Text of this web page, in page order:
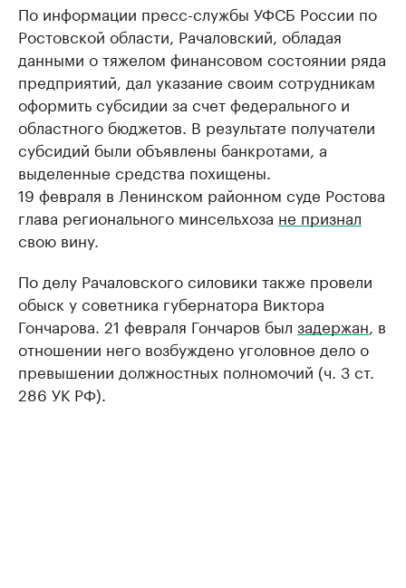
По информации пресс-службы УФСБ России по
Ростовской области, Рачаловский, обладая
данными о тяжелом финансовом состоянии ряда
предприятий, дал указание своим сотрудникам
оформить субсидии за счет федерального и
областного бюджетов. В результате получатели
субсидий были объявлены банкротами, а
выделенные средства похищены.
19 февраля в Ленинском районном суде Ростова
глава регионального минсельхоза не признал
свою вину.
По делу Рачаловского силовики также провели
обыск у советника губернатора Виктора
Гончарова. 21 февраля Гончаров был задержан , в
отношении него возбуждено уголовное дело о
превышении должностных полномочий (ч. 3 ст.
286 УК РФ).